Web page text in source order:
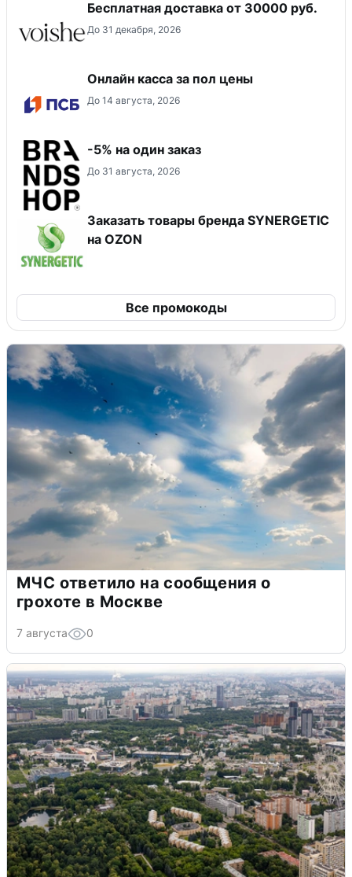
Бесплатная доставка от 30000 руб.
До 31 декабря, 2026
Онлайн касса за пол цены
До 14 августа, 2026
-5% на один заказ
До 31 августа, 2026
Заказать товары бренда SYNERGETIC
на OZON
Все промокоды
МЧС ответило на сообщения о
грохоте в Москве
7 августа 0